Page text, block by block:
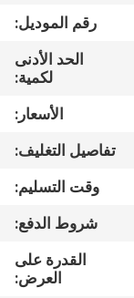
معلومات
في
المعمل
مراقبة
الجودة
رقم الموديل:
الحد الأدنى
لكمية:
الأسعار:
تفاصيل التغليف:
وقت التسليم:
شروط الدفع:
القدرة على
العرض: